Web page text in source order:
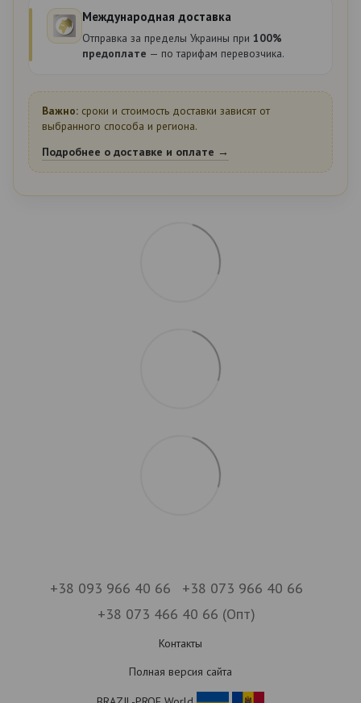
Международная доставка
Отправка за пределы Украины при 100%
предоплате — по тарифам перевозчика.
Важно: сроки и стоимость доставки зависят от
выбранного способа и региона.
Подробнее о доставке и оплате →
+38 093 966 40 66
+38 073 966 40 66
+38 073 466 40 66 (Опт)
Контакты
Полная версия сайта